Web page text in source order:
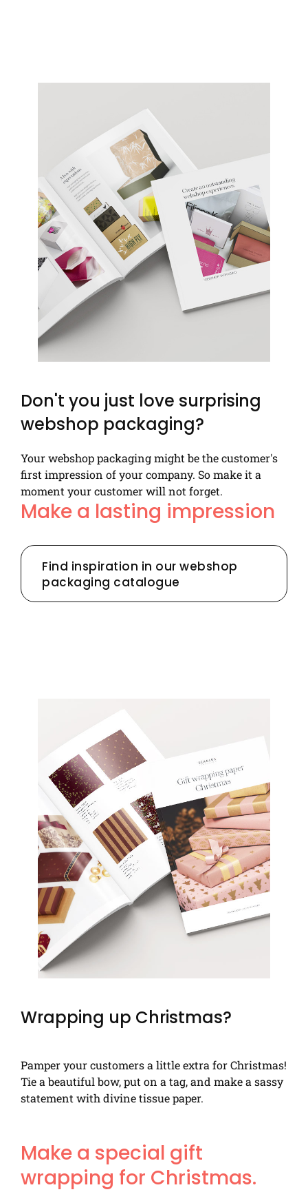
Don't you just love surprising
webshop packaging?
Your webshop packaging might be the customer's
first impression of your company. So make it a
moment your customer will not forget.
Make a lasting impression
Find inspiration in our webshop
packaging catalogue
Wrapping up Christmas?
Pamper your customers a little extra for Christmas!
Tie a beautiful bow, put on a tag, and make a sassy
statement with divine tissue paper.
Make a special gift
wrapping for Christmas.